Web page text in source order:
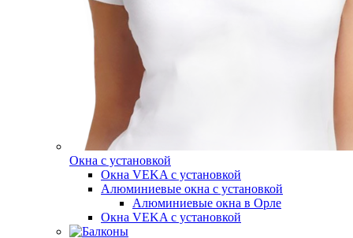
Окна с установкой
Окна VEKA с установкой
Алюминиевые окна с установкой
Алюминиевые окна в Орле
Окна VEKA с установкой